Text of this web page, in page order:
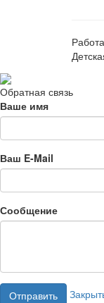
Обратная связь
Ваше имя
Ваш E-Mail
Сообщение